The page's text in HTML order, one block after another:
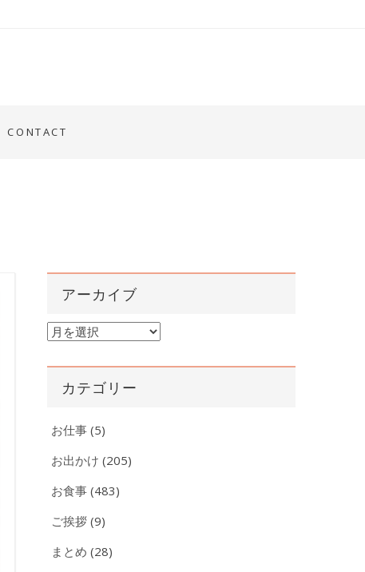
CONTACT
アーカイブ
ア
カ
カテゴリー
お仕事 (5)
お出かけ (205)
お食事 (483)
ご挨拶 (9)
まとめ (28)